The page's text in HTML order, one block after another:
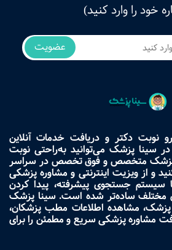
خود را وارد کنید)
عضویت
نوبت دکتر و دریافت خدمات آنلاین
سینا پزشک می‌توانید به‌راحتی نوبت
پزشک متخصص و فوق تخصص در سراسر
و از ویزیت اینترنتی و مشاوره پزشکی
سیستم جستجوی پیشرفته، پیدا کردن
مختلف ساده‌تر شده است. سینا پزشک
پزشک، مشاهده اطلاعات مطب پزشکان،
مشاوره پزشکی سریع و مطمئن را برای